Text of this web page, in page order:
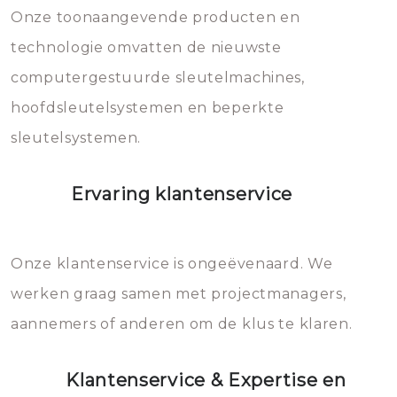
mee, die u gemakkelijk kunt
vermijden.
Onze toonaangevende producten en
technologie omvatten de nieuwste
computergestuurde sleutelmachines,
hoofdsleutelsystemen en beperkte
sleutelsystemen.
Ervaring klantenservice
Onze klantenservice is ongeëvenaard. We
werken graag samen met projectmanagers,
aannemers of anderen om de klus te klaren.
Klantenservice & Expertise en